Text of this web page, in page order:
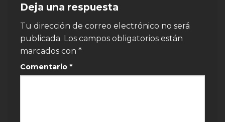
Deja una respuesta
Tu dirección de correo electrónico no será
publicada. Los campos obligatorios están
marcados con *
Comentario *